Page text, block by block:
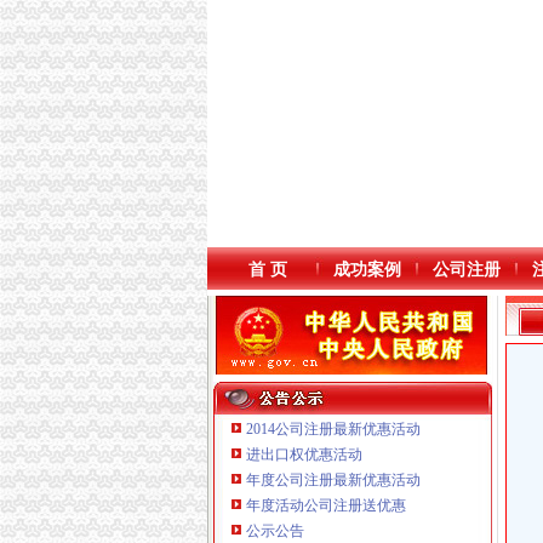
首 页 成功案例 公司注册
2014公司注册最新优惠活动
进出口权优惠活动
年度公司注册最新优惠活动
年度活动公司注册送优惠
公示公告